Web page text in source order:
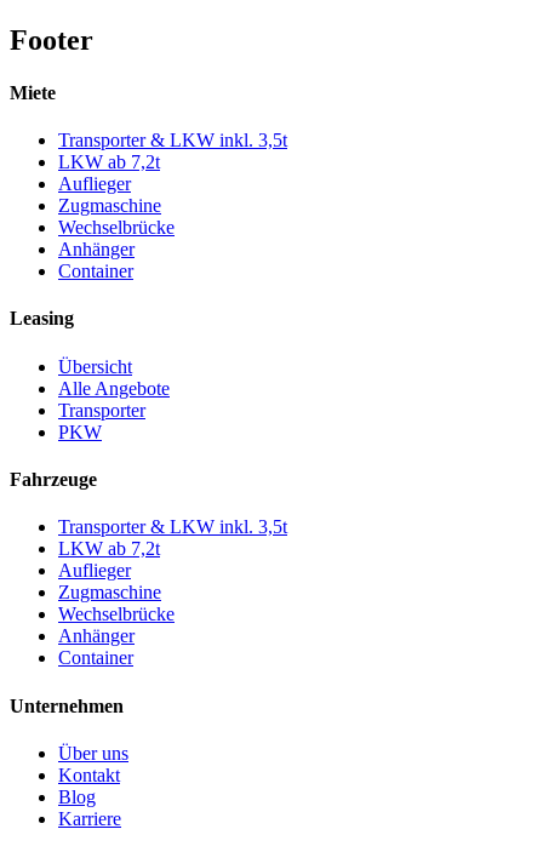
Footer
Miete
Transporter & LKW inkl. 3,5t
LKW ab 7,2t
Auflieger
Zugmaschine
Wechselbrücke
Anhänger
Container
Leasing
Übersicht
Alle Angebote
Transporter
PKW
Fahrzeuge
Transporter & LKW inkl. 3,5t
LKW ab 7,2t
Auflieger
Zugmaschine
Wechselbrücke
Anhänger
Container
Unternehmen
Über uns
Kontakt
Blog
Karriere